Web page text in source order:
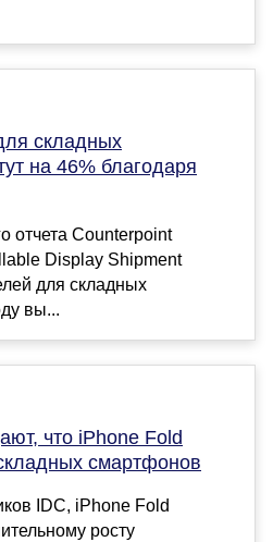
складных
на 46% благодаря
отчета Counterpoint
Display Shipment
для складных
вы...
что iPhone Fold
смартфонов
IDC, iPhone Fold
росту